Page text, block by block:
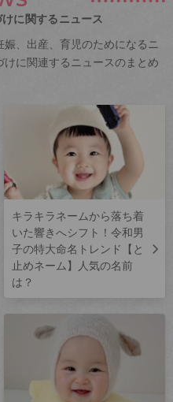
に関するニュース
、出産、育児のためになるニ
に関連するニュースのまとめ
キラキラネームから落ち着
いた響きへシフト！令和男
子の特大命名トレンド【と
止めネーム】人気の名前
は？